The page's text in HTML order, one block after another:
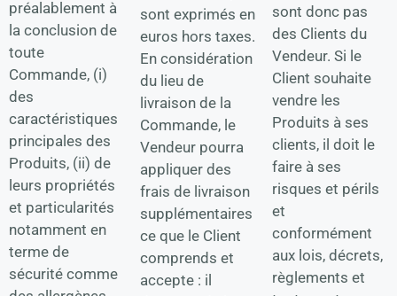
préalablement à
la conclusion de
toute
Commande, (i)
des
caractéristiques
principales des
Produits, (ii) de
leurs propriétés
et particularités
notamment en
terme de
sécurité comme
sont exprimés en
euros hors taxes.
En considération
du lieu de
livraison de la
Commande, le
Vendeur pourra
appliquer des
frais de livraison
supplémentaires
ce que le Client
comprends et
accepte : il
sont donc pas
des Clients du
Vendeur. Si le
Client souhaite
vendre les
Produits à ses
clients, il doit le
faire à ses
risques et périls
et
conformément
aux lois, décrets,
règlements et